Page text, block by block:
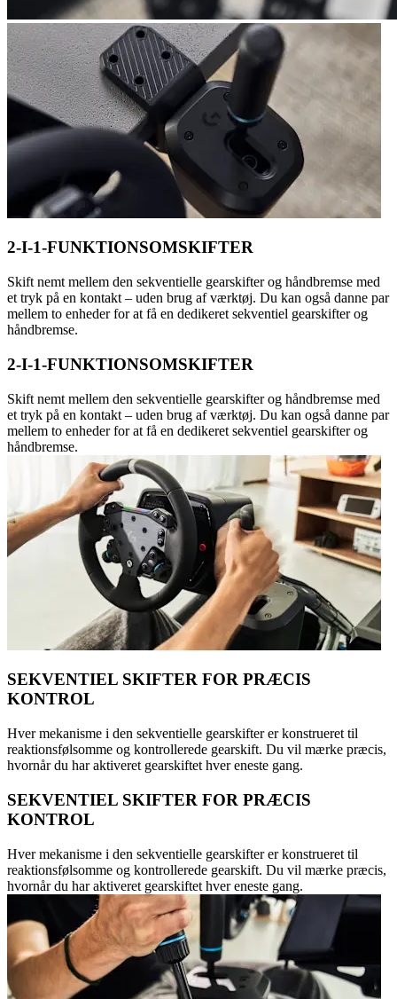
2-I-1-FUNKTIONSOMSKIFTER
Skift nemt mellem den sekventielle gearskifter og håndbremse med
et tryk på en kontakt – uden brug af værktøj. Du kan også danne par
mellem to enheder for at få en dedikeret sekventiel gearskifter og
håndbremse.
2-I-1-FUNKTIONSOMSKIFTER
Skift nemt mellem den sekventielle gearskifter og håndbremse med
et tryk på en kontakt – uden brug af værktøj. Du kan også danne par
mellem to enheder for at få en dedikeret sekventiel gearskifter og
håndbremse.
SEKVENTIEL SKIFTER FOR PRÆCIS
KONTROL
Hver mekanisme i den sekventielle gearskifter er konstrueret til
reaktionsfølsomme og kontrollerede gearskift. Du vil mærke præcis,
hvornår du har aktiveret gearskiftet hver eneste gang.
SEKVENTIEL SKIFTER FOR PRÆCIS
KONTROL
Hver mekanisme i den sekventielle gearskifter er konstrueret til
reaktionsfølsomme og kontrollerede gearskift. Du vil mærke præcis,
hvornår du har aktiveret gearskiftet hver eneste gang.